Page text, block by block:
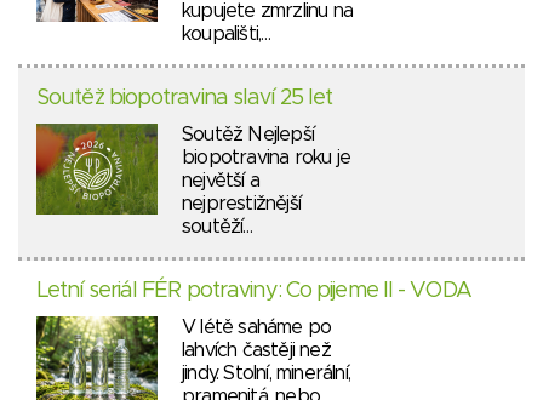
kupujete zmrzlinu na
koupališti,…
Soutěž biopotravina slaví 25 let
Soutěž Nejlepší
biopotravina roku je
největší a
nejprestižnější
soutěží…
Letní seriál FÉR potraviny: Co pijeme II - VODA
V létě saháme po
lahvích častěji než
jindy. Stolní, minerální,